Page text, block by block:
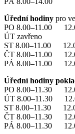
Úřední hodiny pro
PO 8.00–11.00
ÚT zavřeno
ST 8.00–11.00
ČT 8.00–11.00
PÁ 8.00–11.00
Úřední hodiny
PO 8.00–11.30
ÚT 8.00–11.30
ST 8.00–11.30
ČT 8.00–11.30
PÁ 8.00–11.30